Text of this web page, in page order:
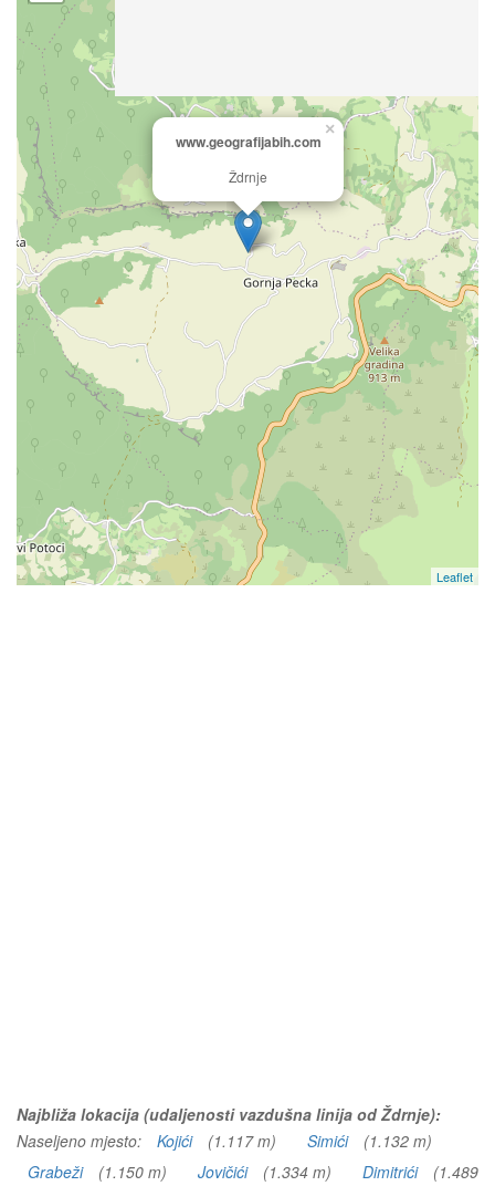
www.geografijabih.com
Ždrnje
×
Leaflet
Najbliža lokacija (udaljenosti vazdušna linija od Ždrnje):
Naseljeno mjesto:
Kojići (1.117 m) Simići
(1.132 m)
Grabeži
(1.150 m) Jovičići (1.334 m) Dimitrići
(1.489